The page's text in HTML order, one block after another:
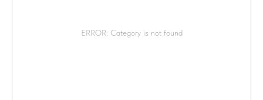
ERROR: Category is not found